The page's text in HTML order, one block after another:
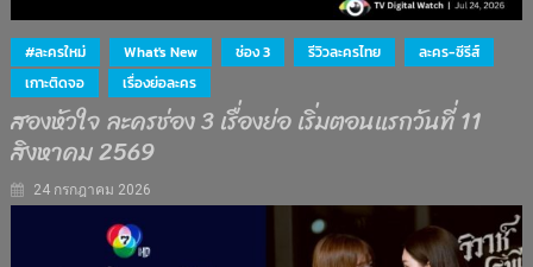
#ละครใหม่ What's New ช่อง 3 รีวิวละครไทย
ละคร-ซีรีส์
เกาะติดจอ
เรื่องย่อละคร
สองหัวใจ ละครช่อง 3 เรื่องย่อ เริ่มตอนแรกวันที่ 11
สิงหาคม 2569
24 กรกฎาคม 2026